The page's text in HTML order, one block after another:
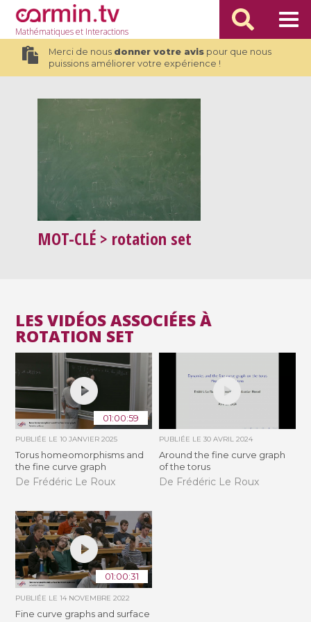
Mathématiqueset Interactions
Merci de nous donner votre avispour que nous
puissions améliorer votre expérience !
MOT-CLÉ > rotation set
LES VIDÉOS ASSOCIÉES À
ROTATION SET
01:00:59
PUBLIÉE LE10 JANVIER 2025
Torus homeomorphisms and
the fine curve graph
De Frédéric Le Roux
PUBLIÉE LE 30 AVRIL 2024
Around the fine curve graph
of the torus
De Frédéric Le Roux
01:00:31
PUBLIÉE LE14 NOVEMBRE 2022
Fine curve graphs and surface